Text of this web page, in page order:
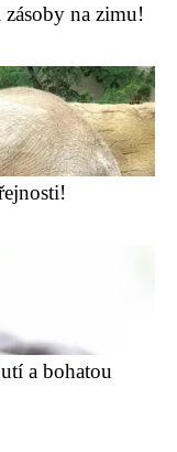
na zimu!
a bohatou